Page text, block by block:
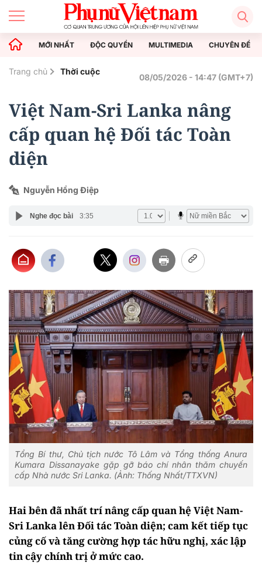
MỚI NHẤT ĐỘC QUYỀN MULTIMEDIA CHUYÊN ĐỀ
Trang chủ Thời cuộc
08/05/2026 - 14:47 (GMT+7)
Việt Nam-Sri Lanka nâng
cấp quan hệ Đối tác Toàn
diện
Nguyễn Hồng Điệp
Nghe đọc bài 3:35
Tổng Bí thư, Chủ tịch nước Tô Lâm và Tổng thống Anura
Kumara Dissanayake gặp gỡ báo chí nhân thăm chuyến
cấp Nhà nước Sri Lanka. (Ảnh: Thống Nhất/TTXVN)
Hai bên đã nhất trí nâng cấp quan hệ Việt Nam-
Sri Lanka lên Đối tác Toàn diện; cam kết tiếp tục
củng cố và tăng cường hợp tác hữu nghị, xác lập
tin cậy chính trị ở mức cao.